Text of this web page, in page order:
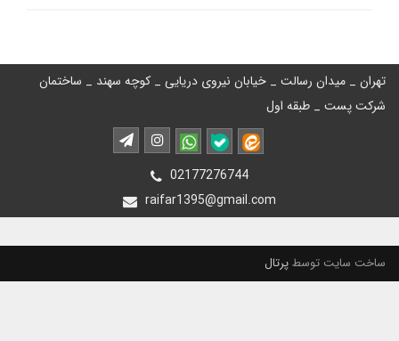
تهران _ میدان رسالت _ خیابان نیروی دریایی _ کوچه سهند _ ساختمان
شرکت پست _ طبقه اول
02177276744
raifar1395@gmail.com
ساخت سایت توسطپرتال